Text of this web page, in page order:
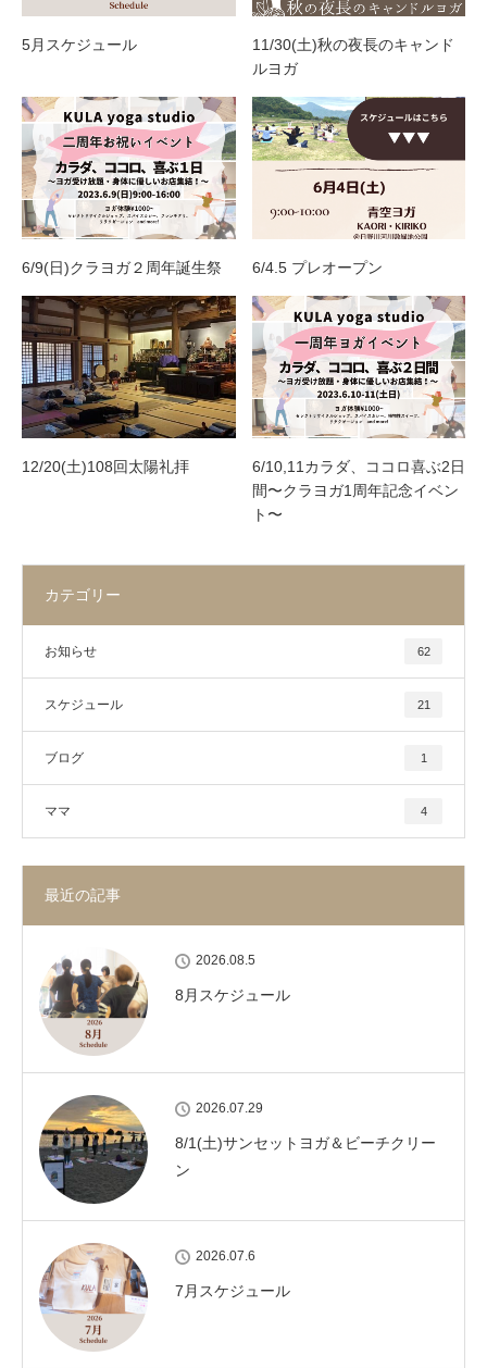
5月スケジュール
11/30(土)秋の夜長のキャンド
ルヨガ
6/9(日)クラヨガ２周年誕生祭 6/4.5 プレオープン
12/20(土)108回太陽礼拝
6/10,11カラダ、ココロ喜ぶ2日
間〜クラヨガ1周年記念イベン
ト〜
カテゴリー
お知らせ 62
スケジュール 21
ブログ 1
ママ 4
最近の記事
2026.08.5
8月スケジュール
2026.07.29
8/1(土)サンセットヨガ＆ビーチクリー
ン
2026.07.6
7月スケジュール